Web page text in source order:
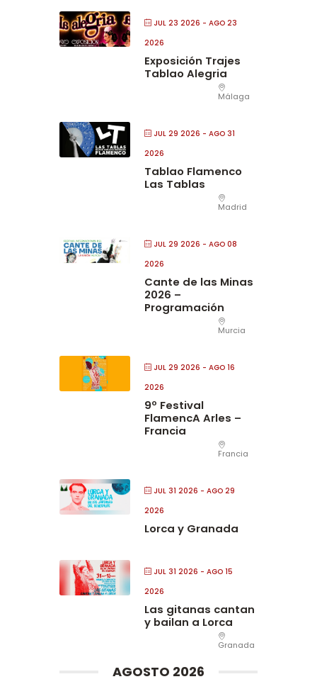
JUL 23 2026 - AGO 23
2026
Exposición Trajes
Tablao Alegria
Málaga
JUL 29 2026 - AGO 31
2026
Tablao Flamenco
Las Tablas
Madrid
JUL 29 2026 - AGO 08
2026
Cante de las Minas
2026 –
Programación
Murcia
JUL 29 2026 - AGO 16
2026
9º Festival
FlamencA Arles –
Francia
Francia
JUL 31 2026 - AGO 29
2026
Lorca y Granada
JUL 31 2026 - AGO 15
2026
Las gitanas cantan
y bailan a Lorca
Granada
AGOSTO 2026